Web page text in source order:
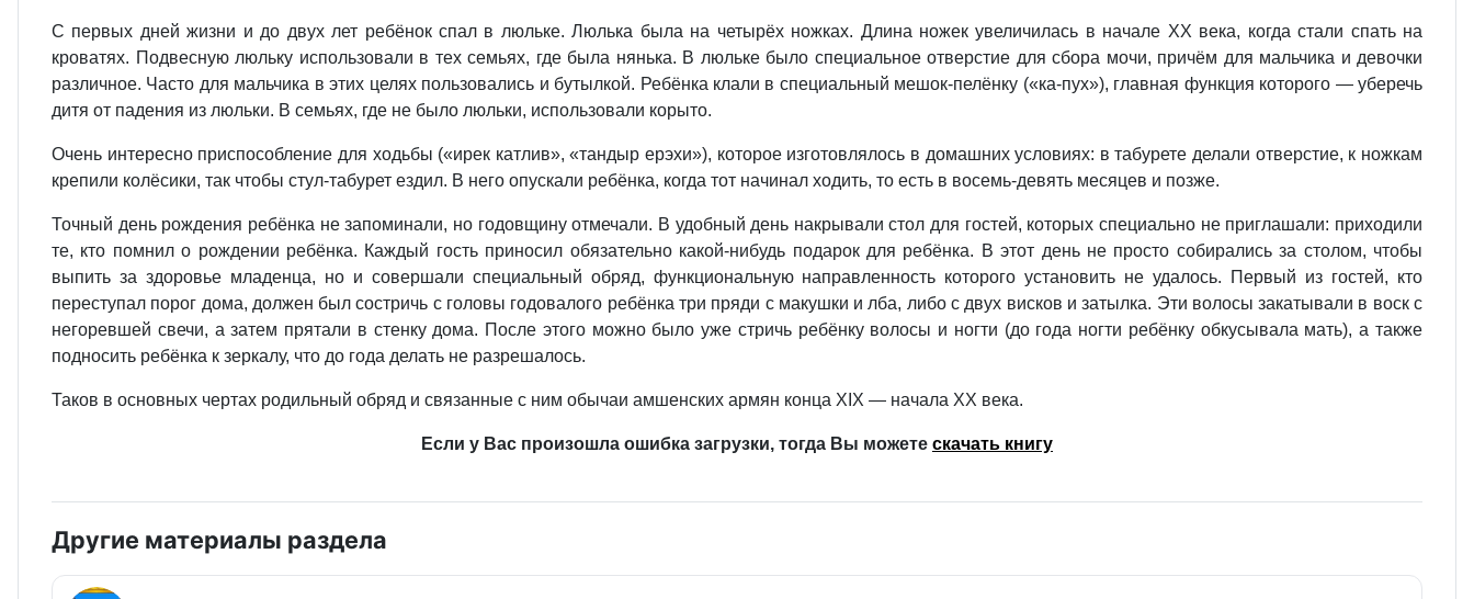
С первых дней жизни и до двух лет ребёнок спал в люльке. Люлька была на четырёх ножках. Длина ножек увеличилась в начале XX века, когда стали спать на
кроватях. Подвесную люльку использовали в тех семьях, где была нянька. В люльке было специальное отверстие для сбора мочи, причём для мальчика и девочки
различное. Часто для мальчика в этих целях пользовались и бутылкой. Ребёнка клали в специальный мешок-пелёнку («ка-пух»), главная функция которого — уберечь
дитя от падения из люльки. В семьях, где не было люльки, использовали корыто.
Очень интересно приспособление для ходьбы («ирек катлив», «тандыр ерэхи»), которое изготовлялось в домашних условиях: в табурете делали отверстие, к ножкам
крепили колёсики, так чтобы стул-табурет ездил. В него опускали ребёнка, когда тот начинал ходить, то есть в восемь-девять месяцев и позже.
Точный день рождения ребёнка не запоминали, но годовщину отмечали. В удобный день накрывали стол для гостей, которых специально не приглашали: приходили
те, кто помнил о рождении ребёнка. Каждый гость приносил обязательно какой-нибудь подарок для ребёнка. В этот день не просто собирались за столом, чтобы
выпить за здоровье младенца, но и совершали специальный обряд, функциональную направленность которого установить не удалось. Первый из гостей, кто
переступал порог дома, должен был состричь с головы годовалого ребёнка три пряди с макушки и лба, либо с двух висков и затылка. Эти волосы закатывали в воск с
негоревшей свечи, а затем прятали в стенку дома. После этого можно было уже стричь ребёнку волосы и ногти (до года ногти ребёнку обкусывала мать), а также
подносить ребёнка к зеркалу, что до года делать не разрешалось.
Таков в основных чертах родильный обряд и связанные с ним обычаи амшенских армян конца XIX — начала XX века.
Если у Вас произошла ошибка загрузки, тогда Вы можете скачать книгу
Другие материалы раздела